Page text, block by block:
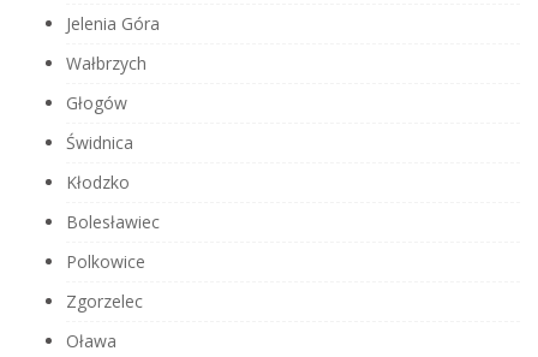
Jelenia Góra
Wałbrzych
Głogów
Świdnica
Kłodzko
Bolesławiec
Polkowice
Zgorzelec
Oława